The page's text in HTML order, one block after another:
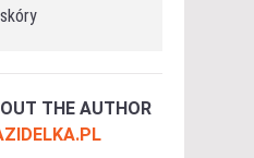
THE AUTHOR